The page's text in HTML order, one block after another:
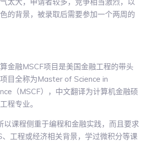
的背景，被录取后需要参加一个两周的
金融MSCF项目是美国金融工程的带头
目全称为Master of Science in
（MSCF），中文翻译为计算机金融硕
程专业。
以课程侧重于编程和金融实践，而且要求
工程或经济相关背景，学过微积分等课